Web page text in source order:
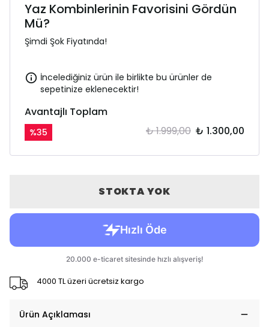
Yaz Kombinlerinin Favorisini Gördün
Mü?
Şimdi Şok Fiyatında!
İncelediğiniz ürün ile birlikte bu ürünler de
sepetinize eklenecektir!
Avantajlı Toplam
%35 ₺ 1.999,00 ₺ 1.300,00
STOKTA YOK
4000 TL üzeri ücretsiz kargo
Ürün Açıklaması